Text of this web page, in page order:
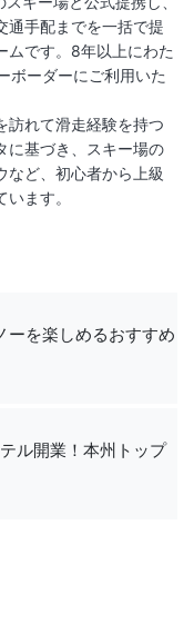
通手配までを一括で提
ムです。8年以上にわた
ボーダーにご利用いた
訪れて滑走経験を持つ
に基づき、スキー場の
など、初心者から上級
ーを楽しめるおすすめ
ル開業！本州トップ